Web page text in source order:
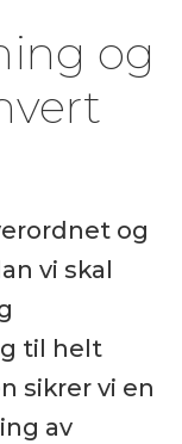
og
og
vi skal
til helt
sikrer vi en
av